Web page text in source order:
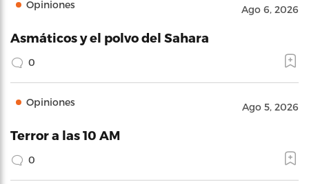
Opiniones Ago 6, 2026
Asmáticos y el polvo del Sahara
0
Opiniones Ago 5, 2026
Terror a las 10 AM
0